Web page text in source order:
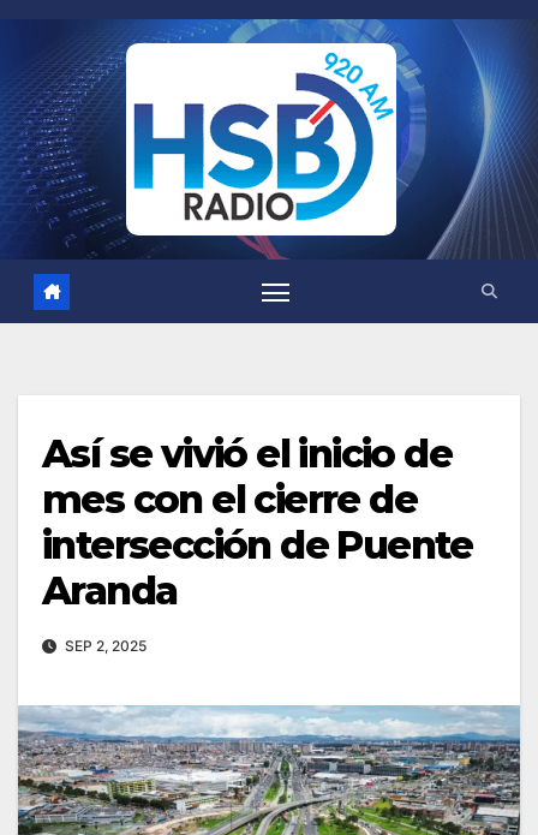
Así se vivió el inicio de
mes con el cierre de
intersección de Puente
Aranda
SEP 2, 2025